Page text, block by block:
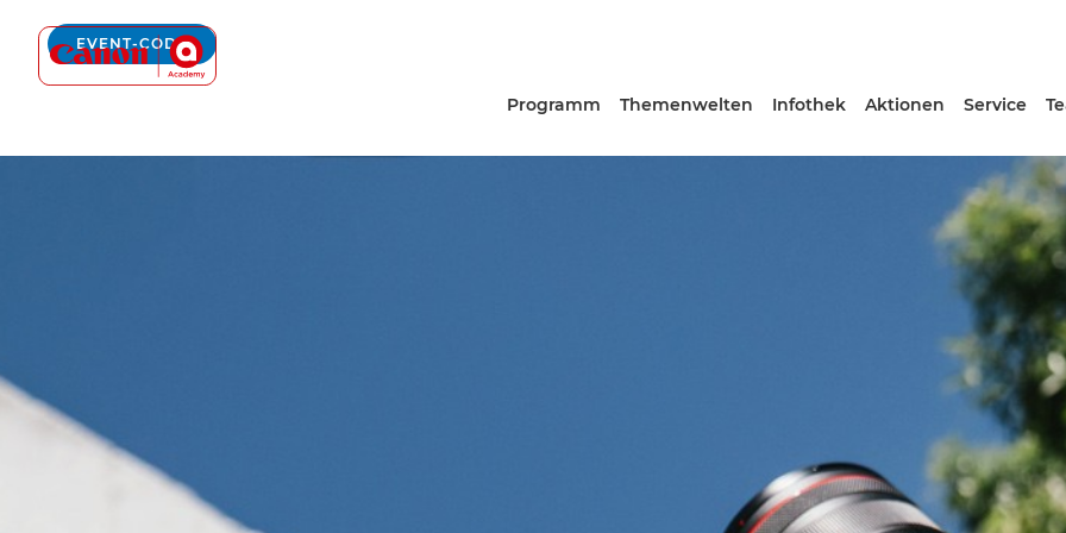
Canon Academy Logo
EVENT-CODE
Programm Themenwelten Infothek Aktionen Service